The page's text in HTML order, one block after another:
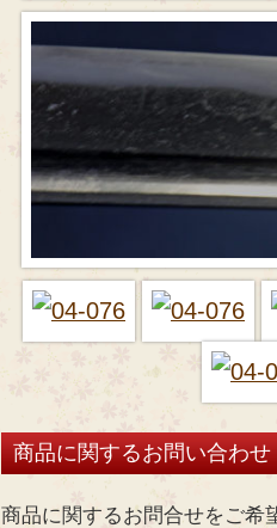
商品に関するお問い合わせ
商品に関するお問合せをご希